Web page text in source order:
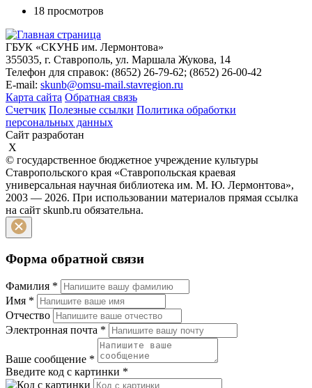
18 просмотров
ГБУК «СКУНБ им. Лермонтова»
355035, г. Ставрополь, ул. Маршала Жукова, 14
Телефон для справок: (8652) 26-79-62; (8652) 26-00-42
E-mail: skunb@omsu-mail.stavregion.ru
Карта сайта Обратная связь
Счетчик Полезные ссылки Политика обработки
персональных данных
Сайт разработан
X
© государственное бюджетное учреждение культуры
Ставропольского края «Ставропольская краевая
универсальная научная библиотека им. М. Ю. Лермонтова»,
2003 — 2026. При использовании материалов прямая ссылка
на сайт skunb.ru обязательна.
Форма обратной связи
Фамилия *
Имя *
Отчество
Электронная почта *
Ваше сообщение *
Введите код с картинки *